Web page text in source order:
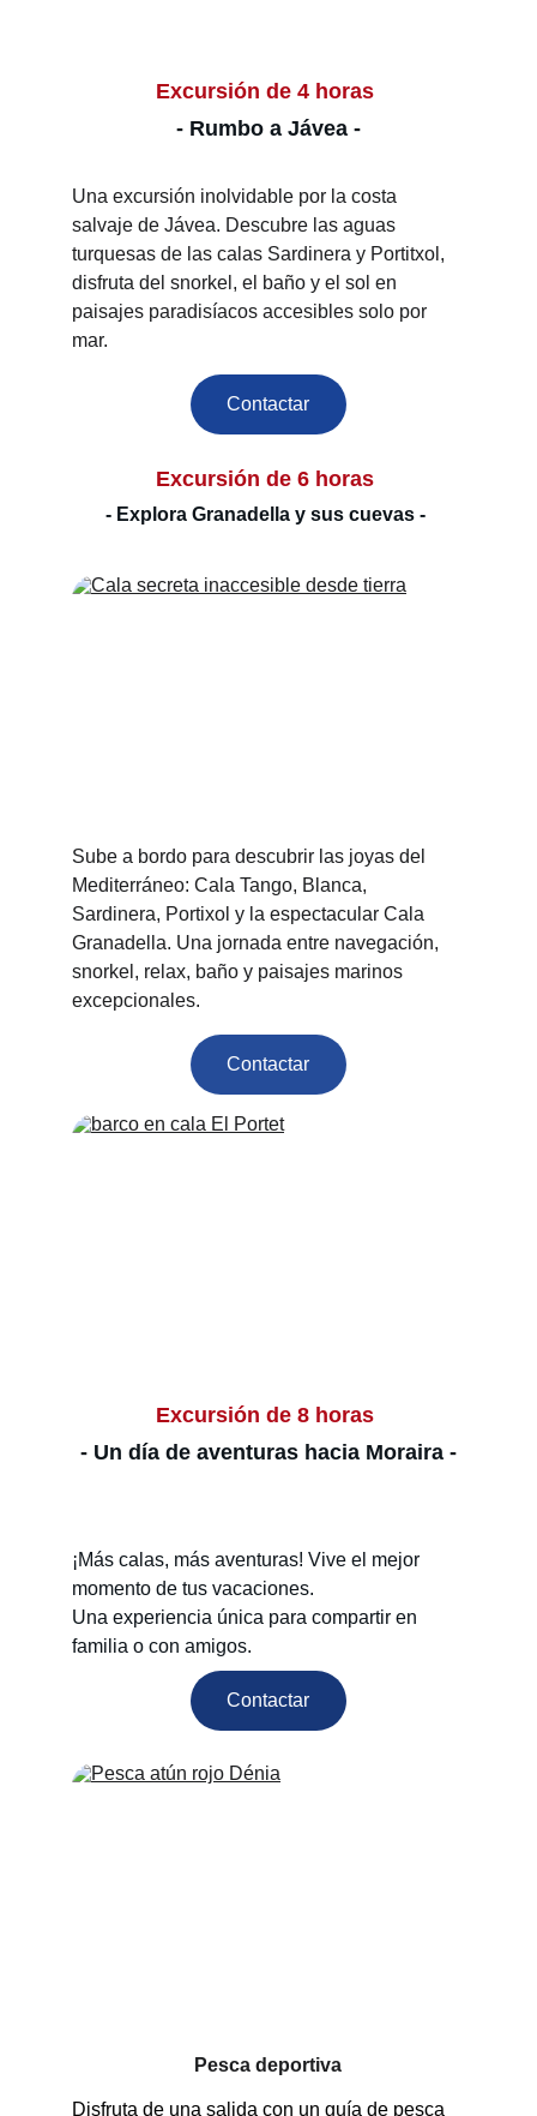
Excursión de 4 horas
- Rumbo a Jávea -
Una excursión inolvidable por la costa
salvaje de Jávea. Descubre las aguas
turquesas de las calas Sardinera y Portitxol,
disfruta del snorkel, el baño y el sol en
paisajes paradisíacos accesibles solo por
mar.
Sube a bordo para descubrir las joyas del
Mediterráneo: Cala Tango, Blanca,
Sardinera, Portixol y la espectacular Cala
Granadella. Una jornada entre navegación,
snorkel, relax, baño y paisajes marinos
excepcionales.
¡Más calas, más aventuras! Vive el mejor
momento de tus vacaciones.
Una experiencia única para compartir en
familia o con amigos.
Excursión de 8 horas
- Un día de aventuras hacia Moraira -
Excursión de 6 horas
- Explora Granadella y sus cuevas -
Contactar
Contactar
Contactar
Pesca deportiva
Disfruta de una salida con un guía de pesca